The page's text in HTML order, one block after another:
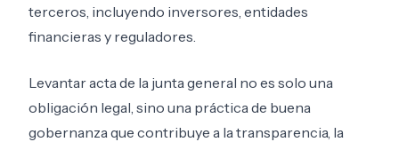
terceros, incluyendo inversores, entidades
financieras y reguladores.
Levantar acta de la junta general no es solo una
obligación legal, sino una práctica de buena
gobernanza que contribuye a la transparencia, la